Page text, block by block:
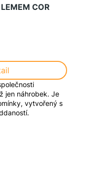
COR
jen náhrobek. Je
vytvořený s